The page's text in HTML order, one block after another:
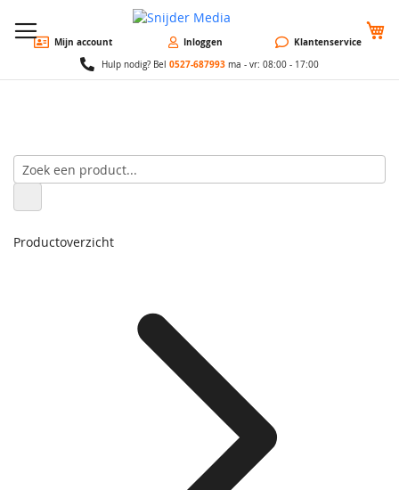
Mijn account Inloggen Klantenservice
Hulp nodig? Bel 0527-687993 ma - vr: 08:00 - 17:00
Productoverzicht